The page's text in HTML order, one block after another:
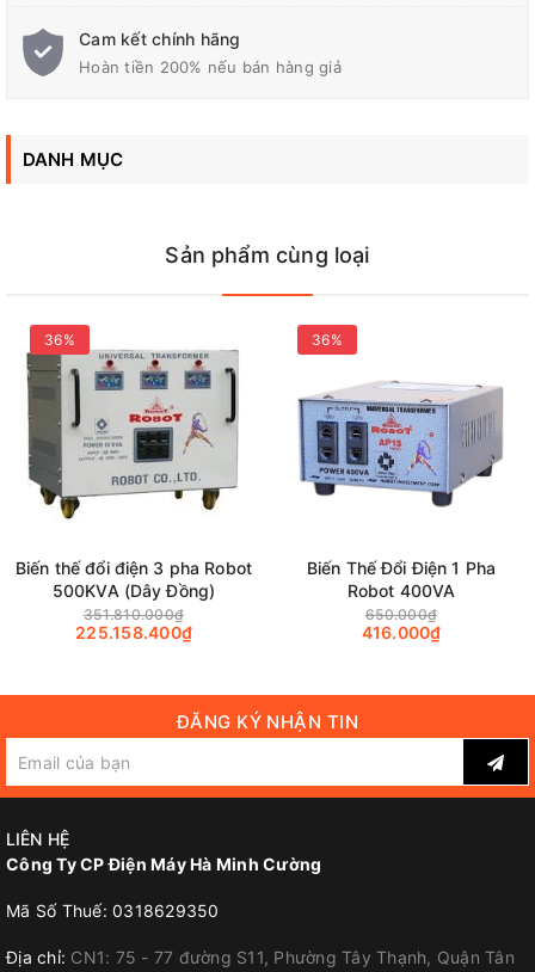
Liên hệ để được hỗ trợ tư vấn tốt nhất về
Cam kết chính hãng
Hoàn tiền 200% nếu bán hàng giả
DANH MỤC
Sản phẩm cùng loại
36%
Biến thế đổi điện 3 pha Robot
500KVA (Dây Đồng)
351.810.000₫
225.158.400₫
36%
Biến Thế Đổi Điện 1 Pha
Robot 400VA
650.000₫
416.000₫
ĐĂNG KÝ NHẬN TIN
LIÊN HỆ
Công Ty CP Điện Máy Hà Minh Cường
Mã Số Thuế: 0318629350
Địa chỉ: CN1: 75 - 77 đường S11, Phường Tây Thạnh, Quận Tân